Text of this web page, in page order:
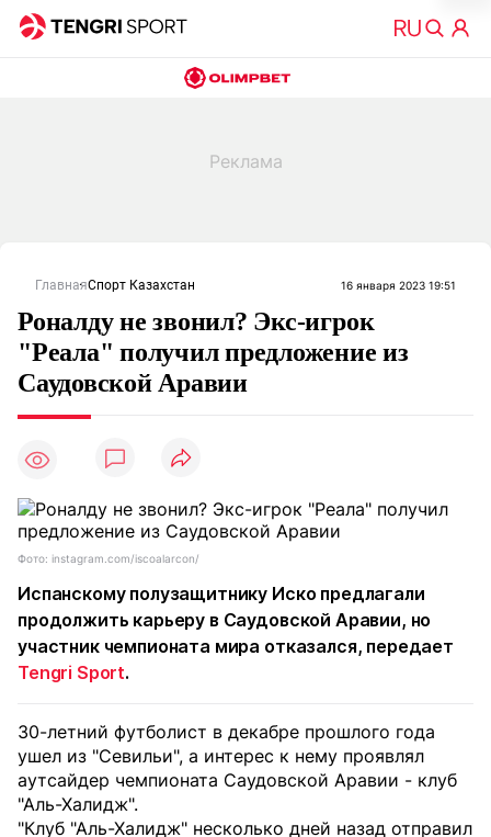
ГлавнаяСпорт Казахстан 16 января 2023 19:51
Роналду не звонил? Экс-игрок
"Реала" получил предложение из
Саудовской Аравии
Фото: instagram.com/iscoalarcon/
Испанскому полузащитнику Иско предлагали
продолжить карьеру в Саудовской Аравии, но
участник чемпионата мира отказался, передает
Tengri Sport.
30-летний футболист в декабре прошлого года
ушел из "Севильи", а интерес к нему проявлял
аутсайдер чемпионата Саудовской Аравии - клуб
"Аль-Халидж".
"Клуб "Аль-Халидж" несколько дней назад отправил